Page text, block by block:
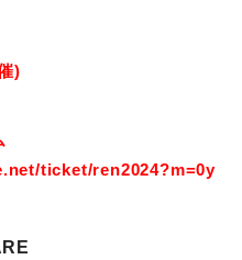
)
ticket/ren2024?m=0y